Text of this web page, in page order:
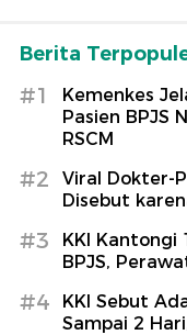
Berita
#1
Kemenkes
Pasien BPJS
RSCM
#2
Viral Dokter-
Disebut
#3
KKI Kantongi
BPJS,
#4
KKI Sebut
Sampai 2